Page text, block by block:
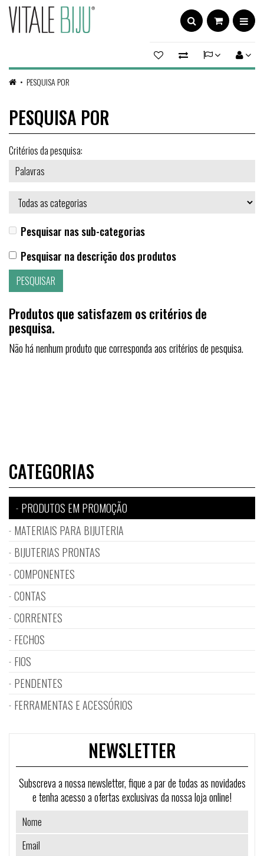
PESQUISA POR
PESQUISA POR
Critérios da pesquisa:
Pesquisar nas sub-categorias
Pesquisar na descrição dos produtos
Produtos que satisfazem os critérios de
pesquisa.
Não há nenhum produto que corresponda aos critérios de pesquisa.
CATEGORIAS
PRODUTOS EM PROMOÇÃO
MATERIAIS PARA BIJUTERIA
BIJUTERIAS PRONTAS
COMPONENTES
CONTAS
CORRENTES
FECHOS
FIOS
PENDENTES
FERRAMENTAS E ACESSÓRIOS
NEWSLETTER
Subscreva a nossa newsletter, fique a par de todas as novidades
e tenha acesso a ofertas exclusivas da nossa loja online!